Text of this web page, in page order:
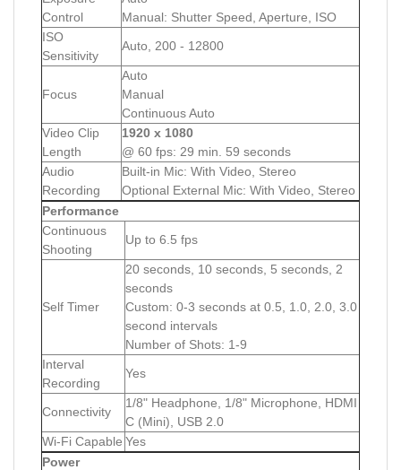
Control
Manual: Shutter Speed, Aperture, ISO
ISO
Sensitivity
Auto, 200 - 12800
Focus
Auto
Manual
Continuous Auto
Video Clip
Length
1920 x 1080
@ 60 fps: 29 min. 59 seconds
Audio
Recording
Built-in Mic: With Video, Stereo
Optional External Mic: With Video, Stereo
Performance
Continuous
Shooting
Up to 6.5 fps
Self Timer
20 seconds, 10 seconds, 5 seconds, 2
seconds
Custom: 0-3 seconds at 0.5, 1.0, 2.0, 3.0
second intervals
Number of Shots: 1-9
Interval
Recording
Yes
Connectivity
1/8" Headphone, 1/8" Microphone, HDMI
C (Mini), USB 2.0
Wi-Fi Capable Yes
Power